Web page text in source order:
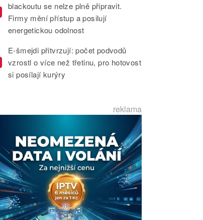
blackoutu se nelze plně připravit.
Firmy mění přístup a posilují
energetickou odolnost
E-šmejdi přitvrzují: počet podvodů
vzrostl o více než třetinu, pro hotovost
si posílají kurýry
reklama